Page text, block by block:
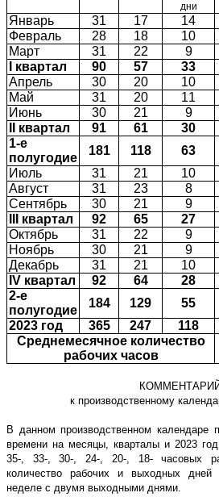
дни
Январь 31 17 14
Февраль
28 18 10
Март
31 22 9
квартал 90 57 33
Апрель
30 20 10
Май
31 20 11
Июнь
30 21 9
квартал 91 61 30
1-е
полугодие
181 118 63
Июль
31 21 10
Август
31 23 8
Сентябрь
30 21 9
квартал 92 65 27
Октябрь
31 22 9
Ноябрь
30 21 9
Декабрь
31 21 10
IV квартал 92 64 28
2-е
полугодие
184 129 55
2023 год
365 247 118
Среднемесячное количество
рабочих часов
к производственному
В данном производственном календаре
времени на месяцы, кварталы и 2023
35-, 33-, 30-, 24-, 20-, 18- часовых
количество рабочих и выходных дней
неделе с двумя выходными днями.